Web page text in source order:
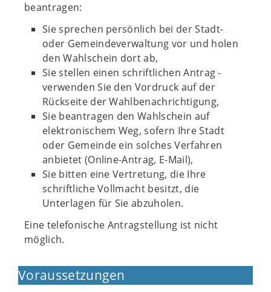
beantragen:
Sie sprechen persönlich bei der Stadt-
oder Gemeindeverwaltung vor und holen
den Wahlschein dort ab,
Sie stellen einen schriftlichen Antrag -
verwenden Sie den Vordruck auf der
Rückseite der Wahlbenachrichtigung,
Sie beantragen den Wahlschein auf
elektronischem Weg, sofern Ihre Stadt
oder Gemeinde ein solches Verfahren
anbietet (Online-Antrag, E-Mail),
Sie bitten eine Vertretung, die Ihre
schriftliche Vollmacht besitzt, die
Unterlagen für Sie abzuholen.
Eine telefonische Antragstellung ist nicht
möglich.
Voraussetzungen